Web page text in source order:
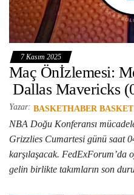
7 Kasım 2025
Maç Önİzlemesi:
Dallas Mavericks
Yazar: BASKETHABER BASKET
NBA Doğu Konferansı
Grizzlies Cumartesi günü saat
karşılaşacak. FedExForum’da
gelin birlikte takımların son